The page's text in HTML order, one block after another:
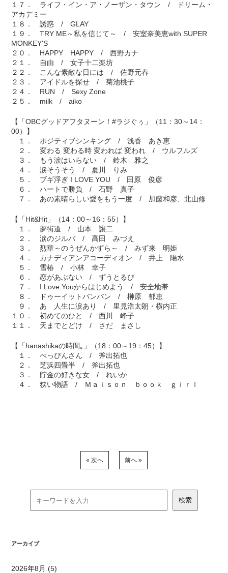
１７． ライフ・イン・ア・ノーザン・タウン / ドリーム・
アカデミー
１８． 誘惑 / GLAY
１９． TRY ME～私を信じて～ / 安室奈美恵with SUPER
MONKEY'S
２０． HAPPY HAPPY / 西野カナ
２１． 自由 / 女子十二楽坊
２２． こんな素敵な日には / 佐野元春
２３． アイドルを探せ / 菊池桃子
２４． RUN / Sexy Zone
２５． milk / aiko
【「OBCグッドアフタヌーン！#ラジぐぅ」（11：30～14：
00）】
１． ポジティブシンキング / 浅香 あき恵
２． 変わる 変わる時 変われば 変われ / ウルフルズ
３． もう涙はいらない / 鈴木 雅之
４． 涙そうそう / 夏川 りみ
５． ブギ浮ぎ I LOVE YOU / 田原 俊彦
６． ハートで勝負 / 石野 真子
７． あの素晴らしい愛をもう一度 / 加藤和彦、北山修
【「Hit&Hit」（14：00～16：55）】
１． 夢街道 / 山本 譲二
２． 涙のジルバ / 高田 みづえ
３． 烈華～のうぜんかずら～ / みず来 明姫
４． カナディアンアコーディオン / 井上 陽水
５． 雪椿 / 小林 幸子
６． 恋があぶない / ずうとるび
７． I Love Youからはじめよう / 安全地帯
８． ドゥーイットバンバン / 榊原 郁恵
９． あゝ人生に涙あり / 里見浩太朗・横内正
１０． 初めてのひと / 西川 峰子
１１． 天までとどけ / さだ まさし
【「hanashikaの時間｡」（18：00～19：45）】
１． べっぴんさん / 斧出拓也
２． 芝浜四畳半 / 斧出拓也
３． 貯金の好きな女 / れいか
４． 狭い物語 / Ｍａｉｓｏｎ ｂｏｏｋ ｇｉｒｌ
« 次へ 前へ »
アーカイブ
2026年8月 (5)